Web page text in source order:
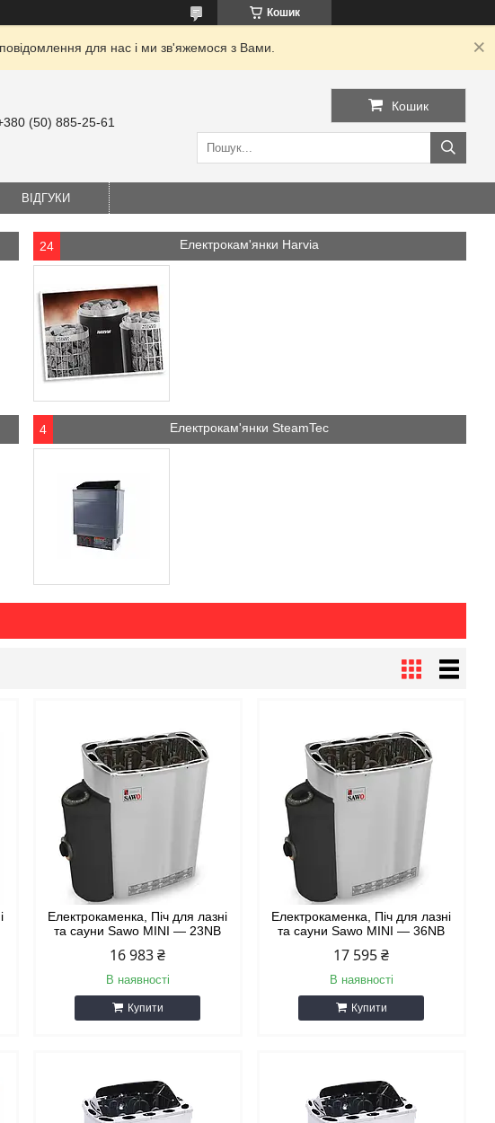
Кошик
для нас і ми зв'яжемося з Вами.
(50) 885-25-61
Кошик
ВІДГУКИ
Електрокам'янки Harvia
24
Електрокам'янки SteamTec
4
Електрокаменка, Піч для лазні
та сауни Sawo MINI — 23NB
16 983 ₴
В наявності
Купити
Електрокаменка, Піч для лазні
та сауни Sawo MINI — 36NB
17 595 ₴
В наявності
Купити